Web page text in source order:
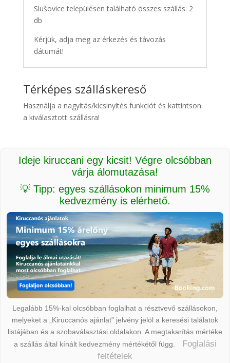
Slušovice településen található összes szállás: 2
db
Kérjük, adja meg az érkezés és távozás
dátumát!
Térképes szálláskereső
Használja a nagyítás/kicsinyítés funkciót és kattintson
a kiválasztott szállásra!
Ideje kiruccani egy kicsit! Végre olcsóbban
várja álomutazása!
💡 Tipp: egyes szállásokon minimum 15%
kedvezmény is elérhető.
Legalább 15%-kal olcsóbban foglalhat a résztvevő szállásokon,
melyeket a „Kiruccanós ajánlat” jelvény jelöl a keresési találatok
listájában és a szobaválasztási oldalakon. A megtakarítás mértéke
a szállás által kínált kedvezmény mértékétől függ.
Foglalási
feltételek